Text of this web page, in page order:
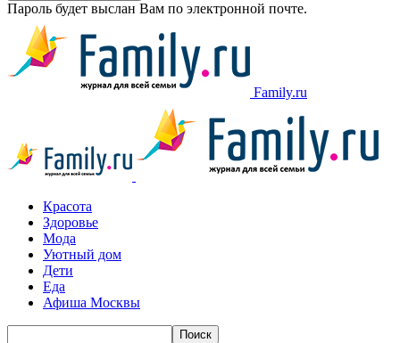
Пароль будет выслан Вам по электронной почте.
Family.ru
Красота
Здоровье
Мода
Уютный дом
Дети
Еда
Афиша Москвы